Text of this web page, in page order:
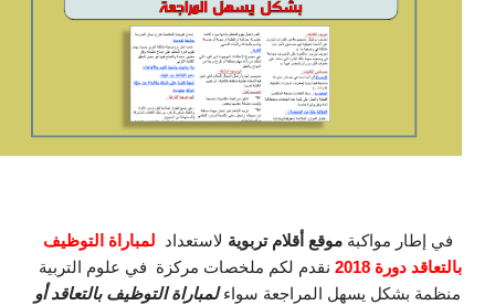
في إطار مواكبة موقع أقلام تربوية لاستعداد لمباراة التوظيف
بالتعاقد دورة 2018
نقدم لكم ملخصات مركزة في علوم التربية
منظمة بشكل يسهل المراجعة سواءلمباراة التوظيف بالتعاقد أو